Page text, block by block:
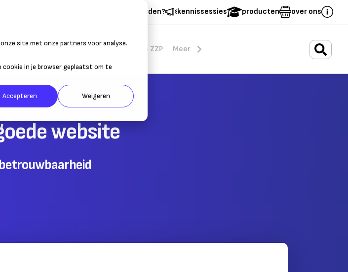
site met onze partners voor analyse.
cookie in je browser geplaatst om te
Accepteren Weigeren
partner worden? kennissessies producten over ons
Starten & ZZP Meer
website